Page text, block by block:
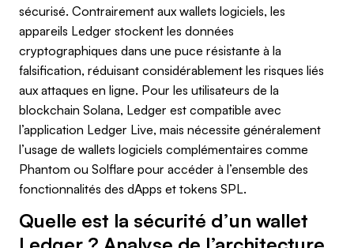
sécurisé. Contrairement aux wallets logiciels, les
appareils Ledger stockent les données
cryptographiques dans une puce résistante à la
falsification, réduisant considérablement les risques liés
aux attaques en ligne. Pour les utilisateurs de la
blockchain Solana, Ledger est compatible avec
l’application Ledger Live, mais nécessite généralement
l’usage de wallets logiciels complémentaires comme
Phantom ou Solflare pour accéder à l’ensemble des
fonctionnalités des dApps et tokens SPL.
Quelle est la sécurité d’un wallet